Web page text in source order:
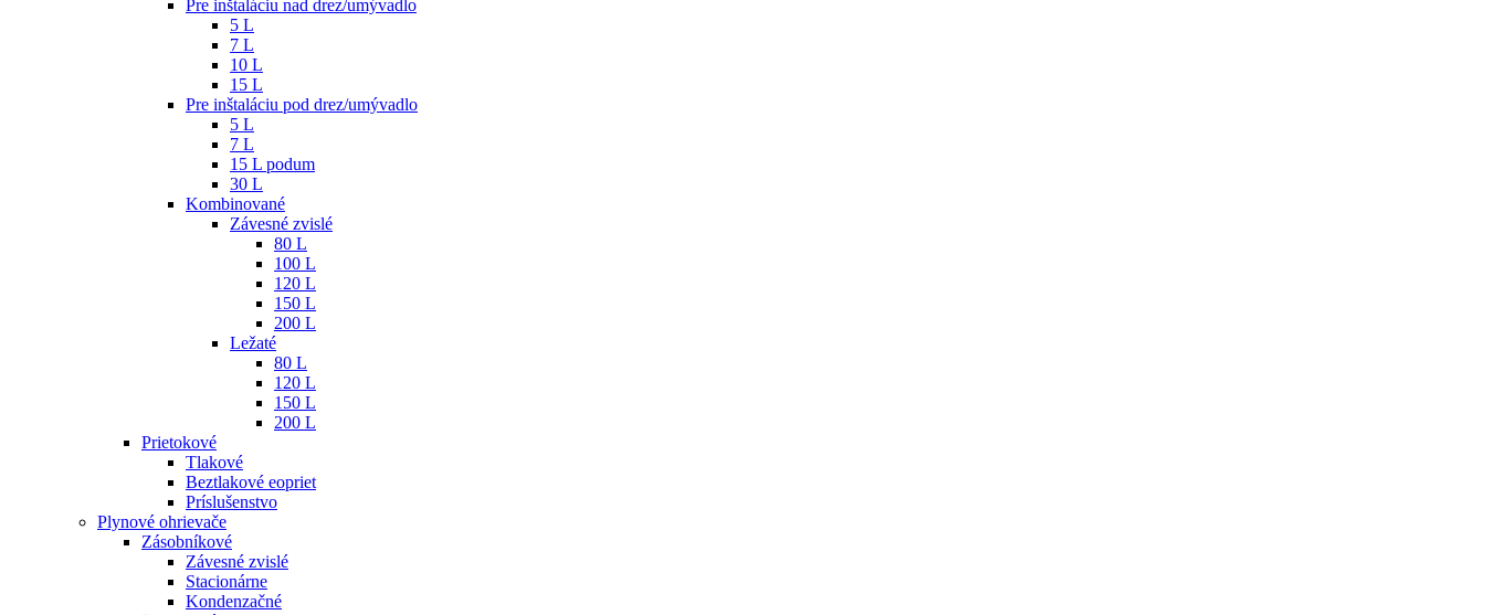
Pre inštaláciu nad drez/umývadlo
5 L
7 L
10 L
15 L
Pre inštaláciu pod drez/umývadlo
5 L
7 L
15 L podum
30 L
Kombinované
Závesné zvislé
80 L
100 L
120 L
150 L
200 L
Ležaté
80 L
120 L
150 L
200 L
Prietokové
Tlakové
Beztlakové eopriet
Príslušenstvo
Plynové ohrievače
Zásobníkové
Závesné zvislé
Stacionárne
Kondenzačné